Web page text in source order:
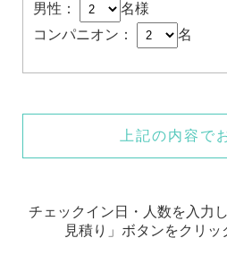
男性：
名様
コンパニオン：
名
上記の内容で
チェックイン日・人数を入力
見積り」ボタンをクリッ